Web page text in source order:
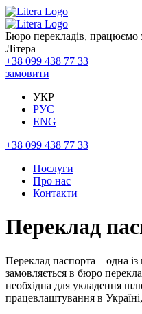
Бюро перекладів, працюємо
Літера
+38 099 438 77 33
замовити
УКР
РУС
ENG
+38 099 438 77 33
Послуги
Про нас
Контакти
Переклад
Переклад паспорта – одна із
замовляється в бюро
необхідна для укладення
працевлаштування в